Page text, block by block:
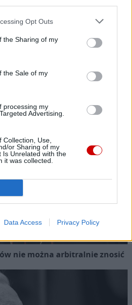
Opt Outs
the Sharing of my
the Sale of my
processing my
Advertising.
Use,
or Sharing of my
Is Unrelated with the
it was collected.
Data Access Privacy Policy
XIV do Argentyny hołdem dla
nie można arbitralnie znosić